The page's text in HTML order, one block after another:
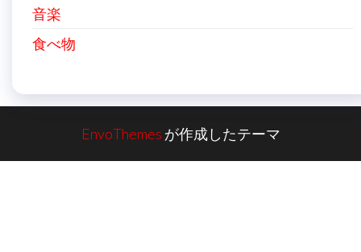
音楽
食べ物
EnvoThemes が作成したテーマ